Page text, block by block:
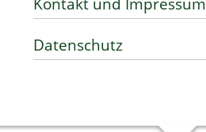
Datenschutz